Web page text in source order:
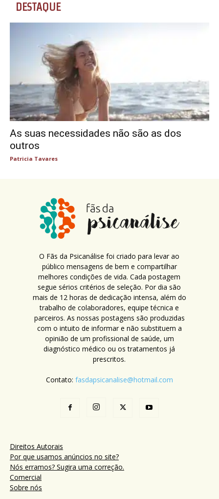
DESTAQUE
As suas necessidades não são as dos
outros
Patricia Tavares
O Fãs da Psicanálise foi criado para levar ao
público mensagens de bem e compartilhar
melhores condições de vida. Cada postagem
segue sérios critérios de seleção. Por dia são
mais de 12 horas de dedicação intensa, além do
trabalho de colaboradores, equipe técnica e
parceiros. As nossas postagens são produzidas
com o intuito de informar e não substituem a
opinião de um profissional de saúde, um
diagnóstico médico ou os tratamentos já
prescritos.
Contato: fasdapsicanalise@hotmail.com
Direitos Autorais
Por que usamos anúncios no site?
Nós erramos? Sugira uma correção.
Comercial
Sobre nós